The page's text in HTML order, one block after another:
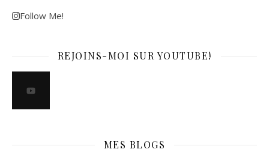
Follow Me!
REJOINS-MOI SUR YOUTUBE!
MES BLOGS